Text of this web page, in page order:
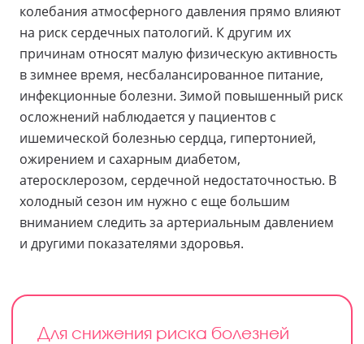
колебания атмосферного давления прямо влияют
на риск сердечных патологий. К другим их
причинам относят малую физическую активность
в зимнее время, несбалансированное питание,
инфекционные болезни. Зимой повышенный риск
осложнений наблюдается у пациентов с
ишемической болезнью сердца, гипертонией,
ожирением и сахарным диабетом,
атеросклерозом, сердечной недостаточностью. В
холодный сезон им нужно с еще большим
вниманием следить за артериальным давлением
и другими показателями здоровья.
Для снижения риска болезней